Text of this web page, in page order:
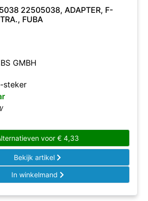
22505038, ADAPTER, F-
FUBA
GMBH
steker
voor €4,33
Bekijk artikel
In winkelmand